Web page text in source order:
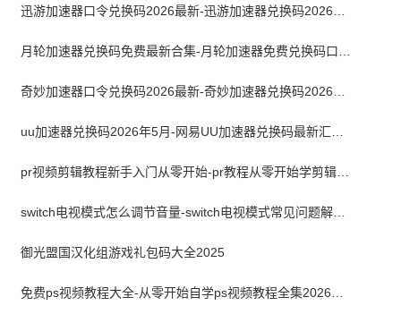
pr视频剪辑教程新手入门从零开始-pr教程从零开始学剪辑全集免费
switch电视模式怎么调节音量-switch电视模式常见问题解决方案
御光盟国汉化组游戏礼包码大全2025